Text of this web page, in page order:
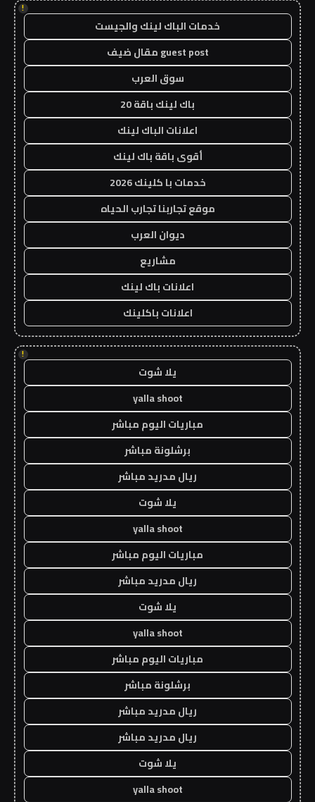
!
خدمات الباك لينك والجيست
guest post مقال ضيف
سوق العرب
باك لينك باقة 20
اعلانات الباك لينك
أقوى باقة باك لينك
خدمات با كلينك 2026
موقع تجاربنا تجارب الحياه
ديوان العرب
مشاريع
اعلانات باك لينك
اعلانات باكلينك
!
يلا شوت
yalla shoot
مباريات اليوم مباشر
برشلونة مباشر
ريال مدريد مباشر
يلا شوت
yalla shoot
مباريات اليوم مباشر
ريال مدريد مباشر
يلا شوت
yalla shoot
مباريات اليوم مباشر
برشلونة مباشر
ريال مدريد مباشر
ريال مدريد مباشر
يلا شوت
yalla shoot